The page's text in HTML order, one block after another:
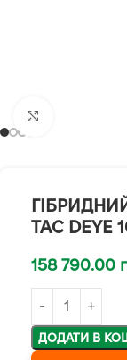
TAC DEYE
158 790.00
ДОДАТИ В